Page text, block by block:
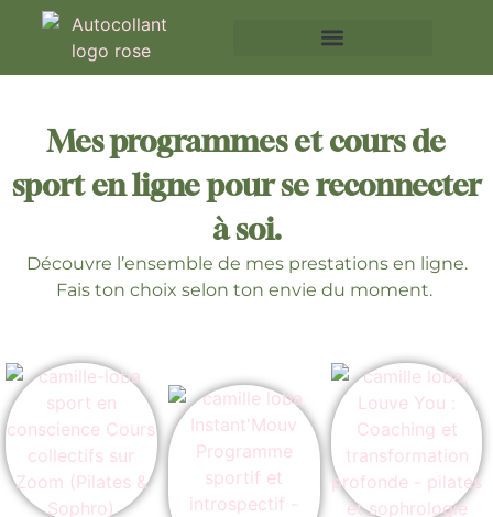
Mes programmes et cours de
sport en ligne pour se reconnecter
à soi.
Découvre l’ensemble de mes prestations en ligne.
Fais ton choix selon ton envie du moment.